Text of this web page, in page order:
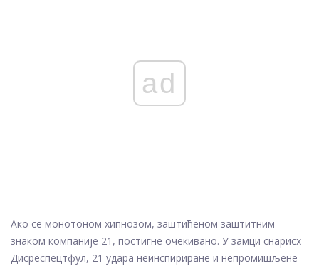
ad
Ако се монотоном хипнозом, заштићеном заштитним
знаком компаније 21, постигне очекивано. У замци снарисх
Дисреспецтфул, 21 удара неинспириране и непромишљене